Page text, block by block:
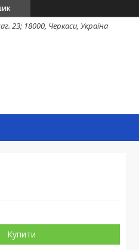
23; 18000, Черкаси, Україна
Купити